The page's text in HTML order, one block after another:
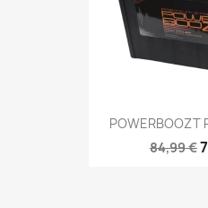
POWERBOOZT
84,99 €